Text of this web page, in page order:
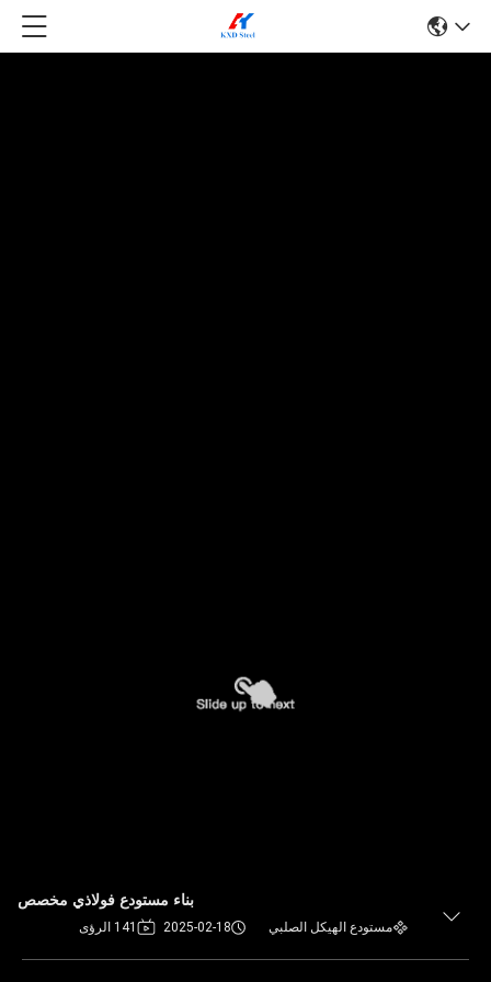
بناء مستودع فولاذي مخصص
مستودع الهيكل الصلبي 2025-02-18 141 الرؤى